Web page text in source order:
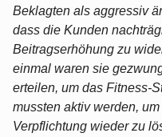
Beklagten als aggressiv
dass die Kunden
Beitragserhöhung zu
einmal waren sie
erteilen, um das Fitness-
mussten aktiv werden,
Verpflichtung wieder zu